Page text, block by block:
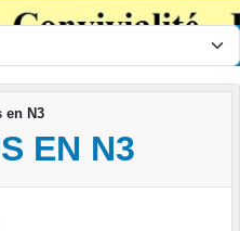
en N3
EN N3